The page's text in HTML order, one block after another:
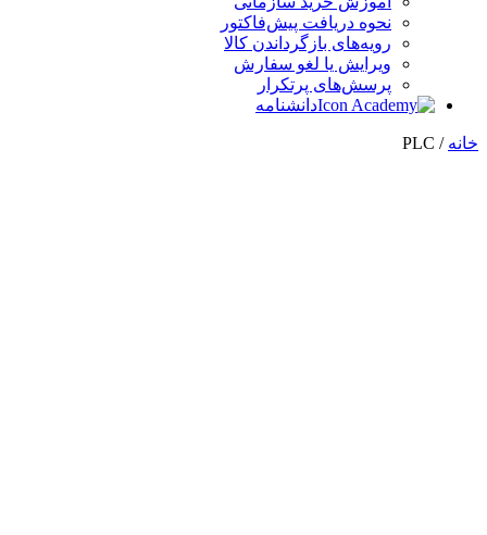
نحوه دریافت پیش‌فاکتور
رویه‌های بازگرداندن کالا
ویرایش یا لغو سفارش
پرسش‌های پرتکرار
دانشنامه
خانه / PLC